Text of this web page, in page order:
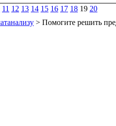
11 12 13 14 15 16 17 18 19 20
> Помогите решить